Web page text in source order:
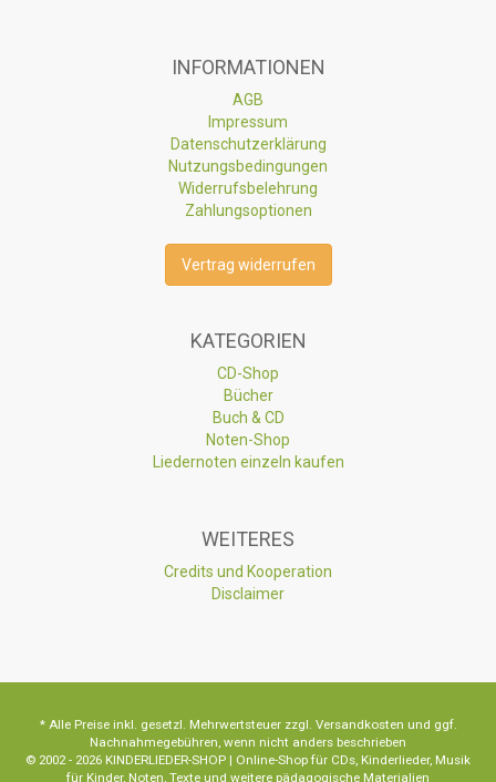
INFORMATIONEN
AGB
Impressum
Datenschutzerklärung
Nutzungsbedingungen
Widerrufsbelehrung
Zahlungsoptionen
Vertrag widerrufen
KATEGORIEN
CD-Shop
Bücher
Buch & CD
Noten-Shop
Liedernoten einzeln kaufen
WEITERES
Credits und Kooperation
Disclaimer
* Alle Preise inkl. gesetzl. Mehrwertsteuer zzgl. Versandkosten und ggf.
Nachnahmegebühren, wenn nicht anders beschrieben
© 2002 - 2026 KINDERLIEDER-SHOP | Online-Shop für CDs, Kinderlieder, Musik
für Kinder, Noten, Texte und weitere pädagogische Materialien